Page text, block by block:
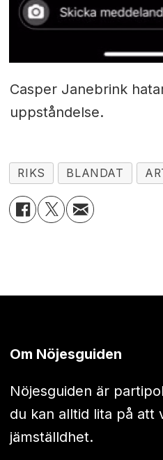
Casper Janebrink
uppståndelse.
RIKS BLANDAT
Om Nöjesguiden
Nöjesguiden är
du kan alltid lita på att
jämställdhet.